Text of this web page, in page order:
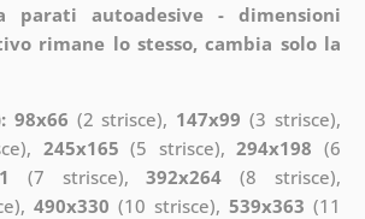
parati autoadesive - dimensioni
rimane lo stesso, cambia solo la
98x66 (2 strisce), 147x99 (3 strisce),
245x165 (5 strisce),294x198 (6
(7 strisce),392x264 (8 strisce),
490x330 (10 strisce),539x363 (11